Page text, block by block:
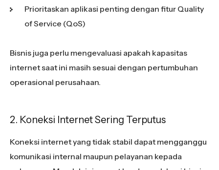
Prioritaskan aplikasi penting dengan fitur Quality
of Service (QoS)
Bisnis juga perlu mengevaluasi apakah kapasitas
internet saat ini masih sesuai dengan pertumbuhan
operasional perusahaan.
2. Koneksi Internet Sering Terputus
Koneksi internet yang tidak stabil dapat mengganggu
komunikasi internal maupun pelayanan kepada